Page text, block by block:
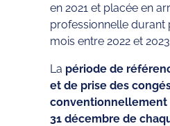
en 2021 et placée en
professionnelle durant
mois entre 2022 et
La période de
et de prise des
conventionnellement
31 décembre de